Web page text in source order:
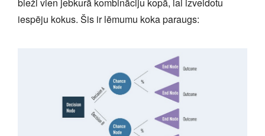
iespēju kokus. Šis ir lēmumu koka paraugs: